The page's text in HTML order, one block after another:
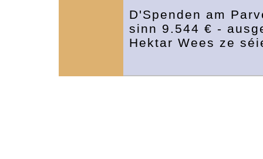
D'Spenden am
sinn 9.544 € -
Hektar Wees ze